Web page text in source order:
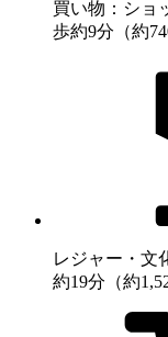
買い物：ショ
歩約9分（約
レジャー・文
約19分（約